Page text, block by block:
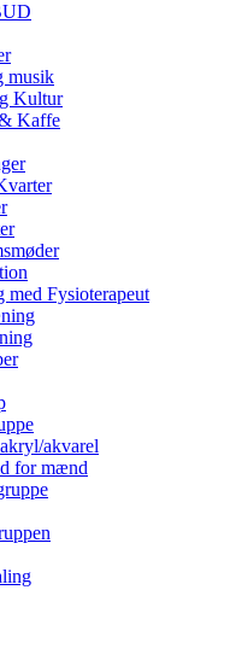
musik
Kultur
Kaffe
med Fysioterapeut
akvarel
for mænd